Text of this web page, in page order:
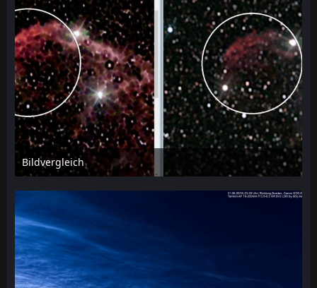
Bildvergleich
4. August 2019 um 13:20